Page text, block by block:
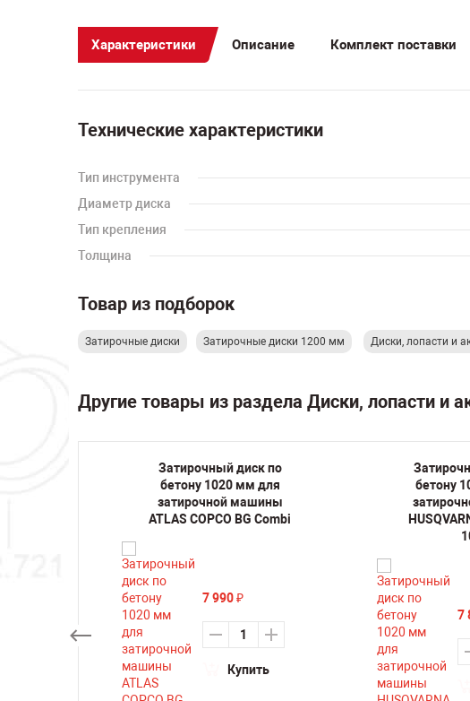
Характеристики Описание Комплект поставки
Технические характеристики
Тип инструмента
Диаметр диска
Тип крепления
Толщина
Товар из подборок
Затирочные диски Затирочные диски 1200 мм Диски, лопасти и
Другие товары из раздела Диски, лопасти и
Затирочный диск по
бетону 1020 мм для
затирочной машины
ATLAS COPCO BG Combi
7 990 ₽
Купить
бетону
7